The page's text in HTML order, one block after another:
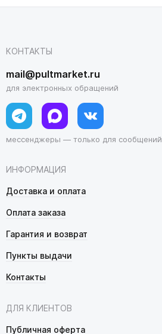
ИНФОРМАЦИЯ
Доставка и оплата
Оплата заказа
Гарантия и возврат
Пункты выдачи
Контакты
ДЛЯ КЛИЕНТОВ
Публичная оферта
КОНТАКТЫ
mail@pultmarket.ru
для электронных обращений
мессенджеры — только для сообщений